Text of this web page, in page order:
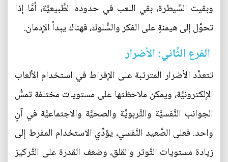
وبقيت السَّيطرة، بقي اللعب في حدوده الطَّبيعيَّة، أمَّا إذا
تحوَّل إلى هيمنةٍ على الفكر والسُّلوك، فهناك يبدأ الإدمان.
الفرع الثَّاني: الأضرار
تتعدَّد الأضرار المترتبة على الإفراط في استخدام الألعاب
الإلكترونيَّة، ويمكن ملاحظتها على مستويات مختلفة تمسُّ
الجوانب النَّفسيَّة والتَّربويَّة والصحيَّة والاجتماعيَّة في آنٍ
واحد. فعلى الصَّعيد النَّفسي، يؤدِّي الاستخدام المفرط إلى
زيادة مستويات التَّوتر والقلق، وضعف القدرة على التَّركيز